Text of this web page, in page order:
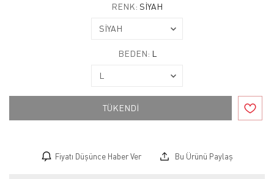
RENK: SİYAH
BEDEN: L
TÜKENDİ
Fiyatı Düşünce Haber Ver Bu Ürünü Paylaş